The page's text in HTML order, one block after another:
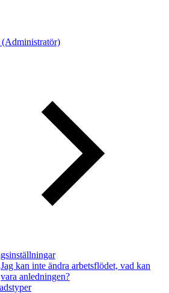
Jag kan inte ändra arbetsflödet, vad kan
vara anledningen?